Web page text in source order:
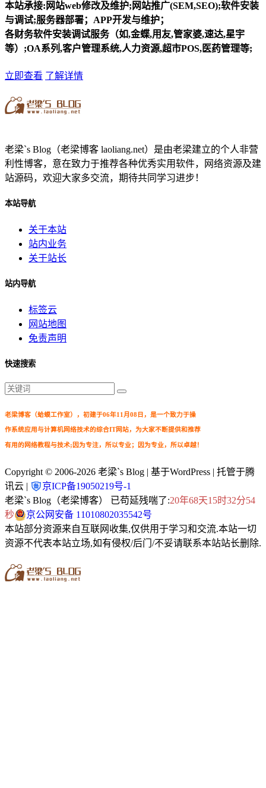
本站承接:网站web修改及维护;网站推广(SEM,SEO);软件安装
与调试;服务器部署；APP开发与维护；
各财务软件安装调试服务（如,金蝶,用友,管家婆,速达,星宇
等）;OA系列,客户管理系统,人力资源,超市POS,医药管理等;
立即查看 了解详情
老梁`s Blog（老梁博客 laoliang.net）是由老梁建立的个人非营
利性博客，意在致力于推荐各种优秀实用软件，网络资源及建
站源码，欢迎大家多交流，期待共同学习进步！
本站导航
关于本站
站内业务
关于站长
站内导航
标签云
网站地图
免责声明
快速搜索
老梁博客（蛤蟆工作室），初建于06年11月08日，是一个致力于操
作系统应用与计算机网络技术的综合IT网站，为大家不断提供和推荐
有用的网络教程与技术;因为专注，所以专业；因为专业，所以卓越！
Copyright © 2006-2026 老梁`s Blog | 基于WordPress | 托管于腾
讯云 |
京ICP备19050219号-1
老梁`s Blog（老梁博客） 已苟延残喘了:20年68天15时32分54
秒
京公网安备 11010802035542号
本站部分资源来自互联网收集,仅供用于学习和交流.本站一切
资源不代表本站立场,如有侵权/后门/不妥请联系本站站长删除.